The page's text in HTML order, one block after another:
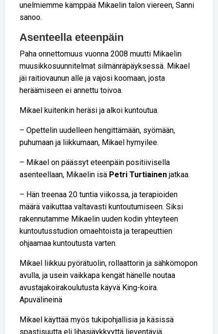
unelmiemme kämppää Mikaelin talon viereen, Sanni
sanoo.
Asenteella eteenpäin
Paha onnettomuus vuonna 2008 muutti Mikaelin
muusikkosuunnitelmat silmänräpäyksessä. Mikael
jäi raitiovaunun alle ja vajosi koomaan, josta
heräämiseen ei annettu toivoa.
Mikael kuitenkin heräsi ja alkoi kuntoutua.
– Opettelin uudelleen hengittämään, syömään,
puhumaan ja liikkumaan, Mikael hymyilee.
– Mikael on päässyt eteenpäin positiivisella
asenteellaan, Mikaelin isä Petri Turtiainen jatkaa.
– Hän treenaa 20 tuntia viikossa, ja terapioiden
määrä vaikuttaa valtavasti kuntoutumiseen. Siksi
rakennutamme Mikaelin uuden kodin yhteyteen
kuntoutusstudion omaehtoista ja terapeuttien
ohjaamaa kuntoutusta varten.
Mikael liikkuu pyörätuolin, rollaattorin ja sähkömopon
avulla, ja usein vaikkapa kengät hänelle noutaa
avustajakoirakoulutusta käyvä King-koira.
Apuvälineinä
Mikael käyttää myös tukipohjallisia ja käsissä
spastisuutta eli lihasjäykkyyttä lieventäviä